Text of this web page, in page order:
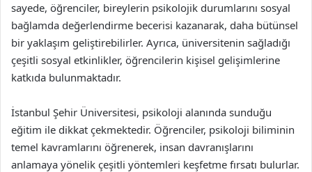
sayede, öğrenciler, bireylerin psikolojik durumlarını sosyal
bağlamda değerlendirme becerisi kazanarak, daha bütünsel
bir yaklaşım geliştirebilirler. Ayrıca, üniversitenin sağladığı
çeşitli sosyal etkinlikler, öğrencilerin kişisel gelişimlerine
katkıda bulunmaktadır.
İstanbul Şehir Üniversitesi, psikoloji alanında sunduğu
eğitim ile dikkat çekmektedir. Öğrenciler, psikoloji biliminin
temel kavramlarını öğrenerek, insan davranışlarını
anlamaya yönelik çeşitli yöntemleri keşfetme fırsatı bulurlar.